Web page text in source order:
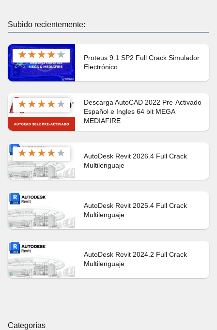
Subido recientemente:
★★★★★
Proteus 9.1 SP2 Full Crack Simulador
Electrónico
★★★★★
Descarga AutoCAD 2022 Pre-Activado
Español e Ingles 64 bit MEGA
MEDIAFIRE
★★★★★
AutoDesk Revit 2026.4 Full Crack
Multilenguaje
AutoDesk Revit 2025.4 Full Crack
Multilenguaje
AutoDesk Revit 2024.2 Full Crack
Multilenguaje
Categorías